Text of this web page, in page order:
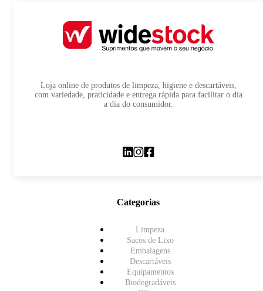
Loja online de produtos de limpeza, higiene e descartáveis,
com variedade, praticidade e entrega rápida para facilitar o dia
a dia do consumidor.
Categorias
Limpeza
Sacos de Lixo
Embalagens
Descartáveis
Equipamentos
Biodegradáveis